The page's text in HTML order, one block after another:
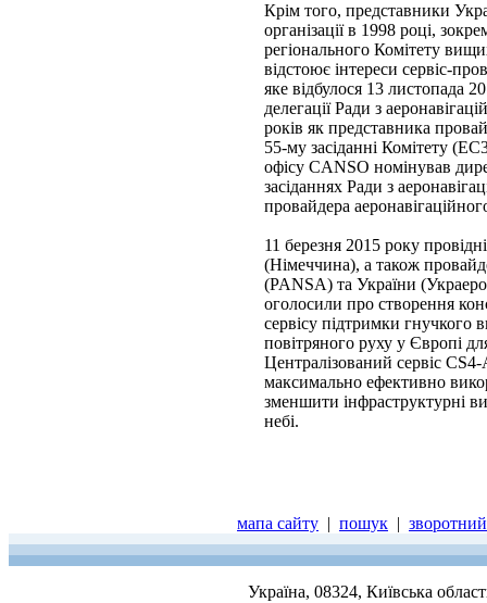
Крім того, представники
організації в 1998 році,
регіонального Комітету
відстоює інтереси сервіс-
яке відбулося 13 листопада
делегації Ради з
років як представника
55-му засіданні Комітету
офісу CANSO номінував
засіданнях Ради з
провайдера
11 березня 2015 року
(Німеччина), а також
(PANSA) та України
оголосили про створення
сервісу підтримки гнучкого
повітряного руху у Європі
Централізований сервіс
максимально ефективно
зменшити інфраструктурні
небі.
мапа сайту | пошук |
Україна, 08324, Київська